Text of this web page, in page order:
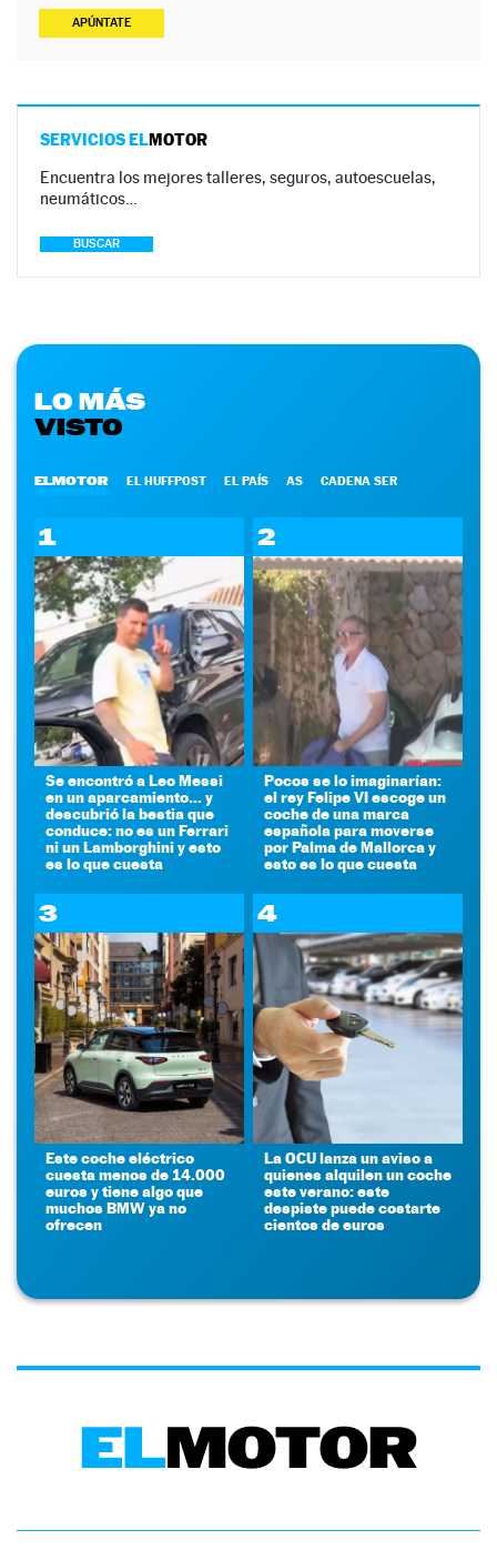
APÚNTATE
SERVICIOS ELMOTOR
Encuentra los mejores talleres, seguros, autoescuelas,
neumáticos…
BUSCAR
LO MÁS
VISTO
ELMOTOR EL HUFFPOST EL PAÍS AS CADENA SER
1
Se encontró a Leo Messi
en un aparcamiento... y
descubrió la bestia que
conduce: no es un Ferrari
ni un Lamborghini y esto
es lo que cuesta
2
Pocos se lo imaginarían:
el rey Felipe VI escoge un
coche de una marca
española para moverse
por Palma de Mallorca y
esto es lo que cuesta
3
Este coche eléctrico
cuesta menos de 14.000
euros y tiene algo que
muchos BMW ya no
ofrecen
4
La OCU lanza un aviso a
quienes alquilen un coche
este verano: este
despiste puede costarte
cientos de euros